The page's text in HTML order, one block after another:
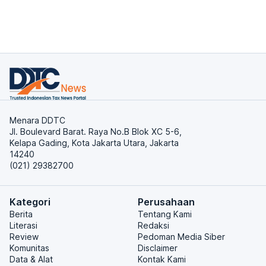
Menara DDTC
Jl. Boulevard Barat. Raya No.B Blok XC 5-6,
Kelapa Gading, Kota Jakarta Utara, Jakarta
14240
(021) 29382700
Kategori
Berita
Literasi
Review
Komunitas
Data & Alat
Perusahaan
Tentang Kami
Redaksi
Pedoman Media Siber
Disclaimer
Kontak Kami